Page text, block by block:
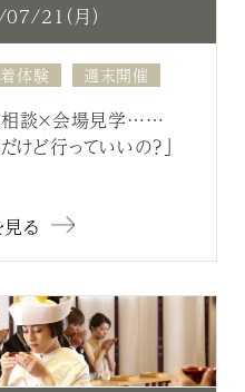
21（月）
体験 週末開催
式相談×会場見学……
けど行っていいの？」
る